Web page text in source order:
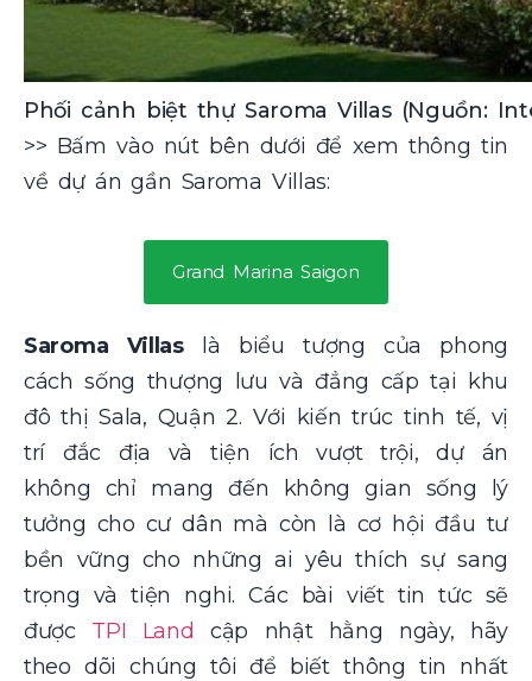
Phối cảnh biệt thự Saroma Villas (Nguồn:
>> Bấm vào nút bên dưới để xem thông tin
về dự án gần Saroma Villas:
Grand Marina Saigon
Saroma Villaslà biểu tượng của phong
cách sống thượng lưu và đẳng cấp tại khu
đô thị Sala, Quận 2. Với kiến trúc tinh tế, vị
trí đắc địa và tiện ích vượt trội, dự án
không chỉ mang đến không gian sống lý
tưởng cho cư dân mà còn là cơ hội đầu tư
bền vững cho những ai yêu thích sự sang
trọng và tiện nghi.Các bài viết tin tức sẽ
được TPI Land
cập nhật hằng ngày, hãy
theo dõi chúng tôi để biết thông tin nhất